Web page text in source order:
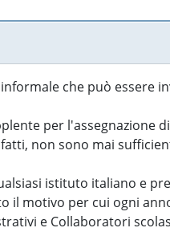
che può essere
per l'assegnazione
non sono mai
istituto italiano e
il motivo per cui ogni
e Collaboratori